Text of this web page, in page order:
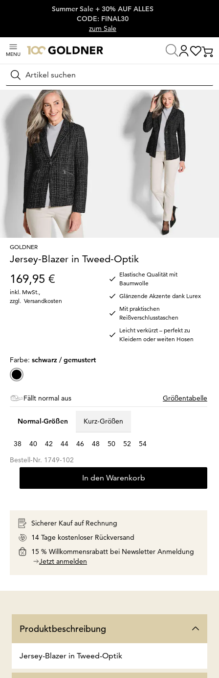
Überspringe Navigation, direkt zum Content
Summer Sale + 30% AUF ALLES
CODE: FINAL30
zum Sale
MENU
Suchen
Startseite Damenmode
GOLDNER
Jersey-Blazer in Tweed-Optik
169,95 €
inkl. MwSt.
zzgl. Versandkosten
Elastische Qualität mit
Baumwolle
Glänzende Akzente dank Lurex
Mit praktischen
Reißverschlusstaschen
Leicht verkürzt – perfekt zu
Kleidern oder weiten Hosen
Farbe: schwarz / gemustert
Fällt normal aus Größentabelle
Normal-Größen Kurz-Größen
38 40 42 44 46 48 50 52
54
Bestell-Nr. 1749-102
In den Warenkorb
Sicherer Kauf auf Rechnung
14 Tage kostenloser Rückversand
15 % Willkommensrabatt bei Newsletter Anmeldung
Jetzt anmelden
Produktbeschreibung
Jersey-Blazer in Tweed-Optik